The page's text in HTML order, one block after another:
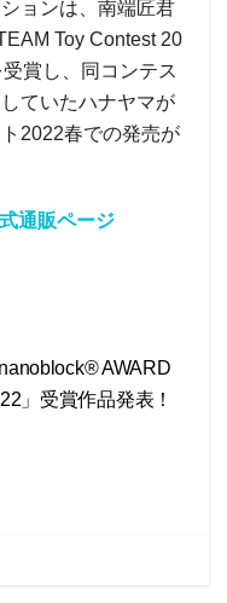
ョンは、南端匠君
Toy Contest 20
賞し、同コンテス
ていたハナヤマが
2022春での発売が
通販ページ
nanoblock® AWARD
」受賞作品発表！